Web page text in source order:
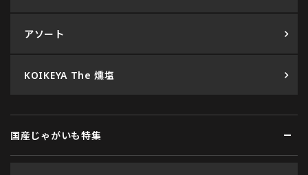
アソート
KOIKEYA The 燻塩
国産じゃがいも特集